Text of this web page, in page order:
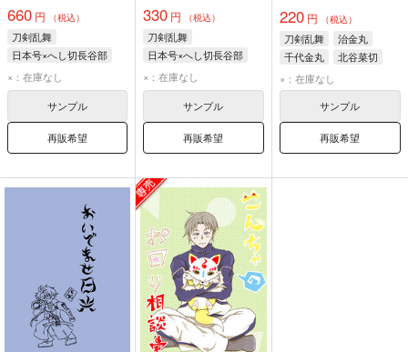
660 円 （税込）
刀剣乱舞
日本号×へし切長谷部
日本号
へし切長谷部
×：在庫なし
サンプル
再販希望
330 円 （税込）
刀剣乱舞
日本号×へし切長谷部
一文字組
×：在庫なし
サンプル
再販希望
220円 （税込）
刀剣乱舞
治金丸
千代金丸
北谷菜切
×：在庫なし
サンプル
再販希望